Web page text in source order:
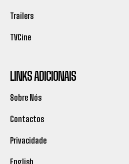
Trailers
TVCine
LINKS ADICIONAIS
Sobre Nós
Contactos
Privacidade
English